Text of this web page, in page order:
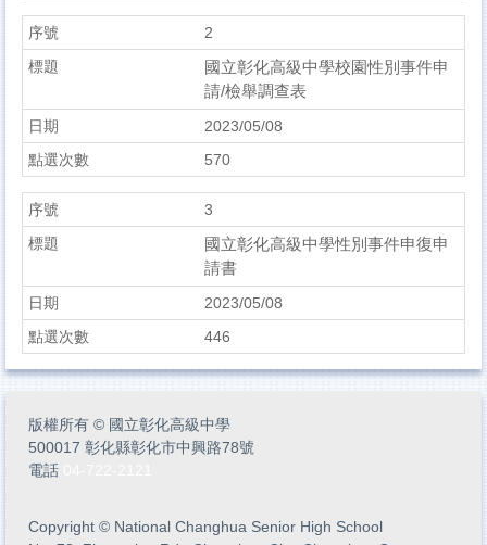
2
國立彰化高級中學校園性別事件申
請/檢舉調查表
2023/05/08
570
3
國立彰化高級中學性別事件申復申
請書
2023/05/08
446
版權所有 © 國立彰化高級中學
500017 彰化縣彰化市中興路78號
電話
Copyright © National Changhua Senior High School